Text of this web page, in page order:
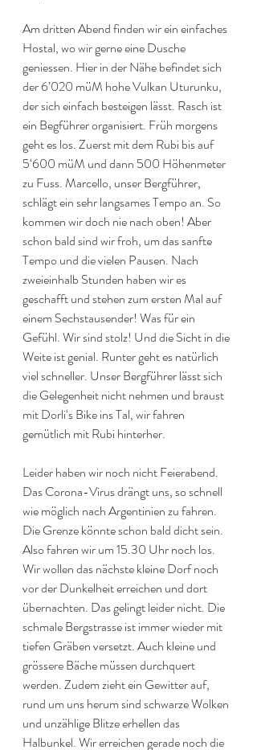
Am dritten Abend finden wir ein einfaches
Hostal, wo wir gerne eine Dusche
geniessen. Hier in der Nähe befindet sich
der 6’020 müM hohe Vulkan Uturunku,
der sich einfach besteigen lässt. Rasch ist
ein Begführer organisiert. Früh morgens
geht es los. Zuerst mit dem Rubi bis auf
5‘600 müM und dann 500 Höhenmeter
zu Fuss. Marcello, unser Bergführer,
schlägt ein sehr langsames Tempo an. So
kommen wir doch nie nach oben! Aber
schon bald sind wir froh, um das sanfte
Tempo und die vielen Pausen. Nach
zweieinhalb Stunden haben wir es
geschafft und stehen zum ersten Mal auf
einem Sechstausender! Was für ein
Gefühl. Wir sind stolz! Und die Sicht in die
Weite ist genial. Runter geht es natürlich
viel schneller. Unser Bergführer lässt sich
die Gelegenheit nicht nehmen und braust
mit Dorli‘s Bike ins Tal, wir fahren
gemütlich mit Rubi hinterher.
Leider haben wir noch nicht Feierabend.
Das Corona-Virus drängt uns, so schnell
wie möglich nach Argentinien zu fahren.
Die Grenze könnte schon bald dicht sein.
Also fahren wir um 15.30 Uhr noch los.
Wir wollen das nächste kleine Dorf noch
vor der Dunkelheit erreichen und dort
übernachten. Das gelingt leider nicht. Die
schmale Bergstrasse ist immer wieder mit
tiefen Gräben versetzt. Auch kleine und
grössere Bäche müssen durchquert
werden. Zudem zieht ein Gewitter auf,
rund um uns herum sind schwarze Wolken
und unzählige Blitze erhellen das
Halbunkel. Wir erreichen gerade noch die